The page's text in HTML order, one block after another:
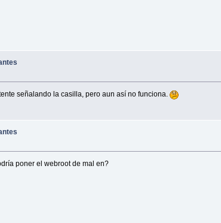
señalando la casilla, pero aun así no funciona.
poner el webroot de mal en?